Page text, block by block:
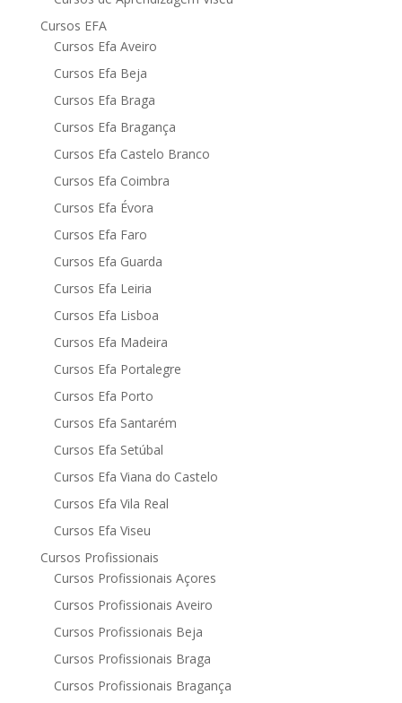
Cursos EFA
Cursos Efa Aveiro
Cursos Efa Beja
Cursos Efa Braga
Cursos Efa Bragança
Cursos Efa Castelo Branco
Cursos Efa Coimbra
Cursos Efa Évora
Cursos Efa Faro
Cursos Efa Guarda
Cursos Efa Leiria
Cursos Efa Lisboa
Cursos Efa Madeira
Cursos Efa Portalegre
Cursos Efa Porto
Cursos Efa Santarém
Cursos Efa Setúbal
Cursos Efa Viana do Castelo
Cursos Efa Vila Real
Cursos Efa Viseu
Cursos Profissionais
Cursos Profissionais Açores
Cursos Profissionais Aveiro
Cursos Profissionais Beja
Cursos Profissionais Braga
Cursos Profissionais Bragança